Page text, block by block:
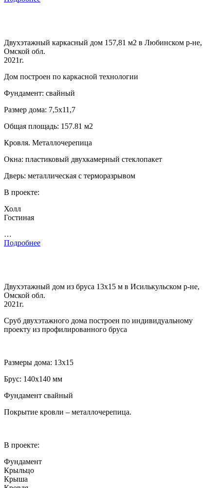
Двухэтажный каркасный дом 157,81 м2 в Любинском р-не,
Омской обл.
2021г.
Дом построен по каркасной технологии
Фундамент: свайный
Размер дома: 7,5х11,7
Общая площадь: 157.81 м2
Кровля. Металлочерепица
Окна: пластиковый двухкамерный стеклопакет
Дверь: металлическая с терморазрывом
В проекте:
Холл
Гостиная
…
Подробнее
Двухэтажный дом из бруса 13х15 м в Исилькульском р-не,
Омской обл.
2021г.
Сруб двухэтажного дома построен по индивидуальному
проекту из профилированного бруса
Размеры дома: 13х15
Брус: 140х140 мм
Фундамент свайный
Покрытие кровли – металлочерепица.
В проекте:
Фундамент
Крыльцо
Крыша